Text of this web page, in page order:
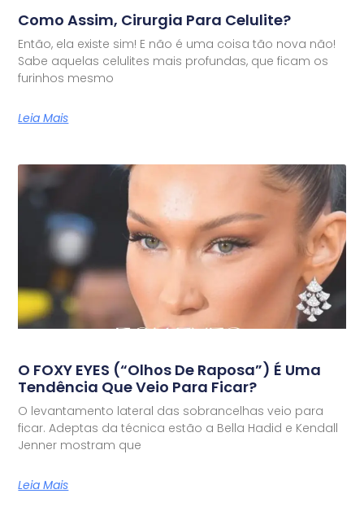
Como Assim, Cirurgia Para Celulite?
Então, ela existe sim! E não é uma coisa tão nova não!
Sabe aquelas celulites mais profundas, que ficam os
furinhos mesmo
Leia Mais
O FOXY EYES (“olhos De Raposa”) É Uma
Tendência Que Veio Para Ficar?
O levantamento lateral das sobrancelhas veio para
ficar. Adeptas da técnica estão a Bella Hadid e Kendall
Jenner mostram que
Leia Mais